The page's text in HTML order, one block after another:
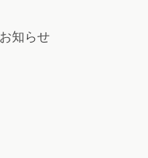
お知らせ